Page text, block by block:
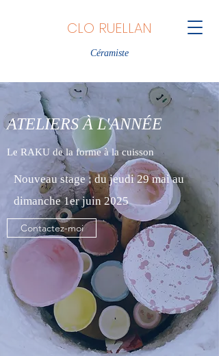
CLO RUELLAN
Céramiste
ATELIERS À L'ANNÉE
Le RAKU de la forme à la cuisson
Nouveau stage : du jeudi 29 mai au
dimanche 1er juin 2025
Contactez-moi